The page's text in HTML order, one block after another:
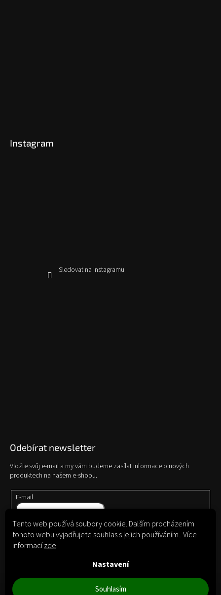
Tento web používá soubory cookie. Dalším procházením
tohoto webu vyjadřujete souhlas s jejich používáním.. Více
informacízde.
Nastavení
Souhlasím
Instagram
Sledovat na Instagramu
Odebírat newsletter
Vložte svůj e-mail a my vám budeme zasílat informace o nových
produktech na našem e-shopu.
E-mail
Vložením e-mailu souhlasíte spodmínkami ochrany osobních údajů
Přihlásit